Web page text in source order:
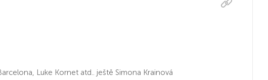
Luke Kornet atd.. ještě Simona Krainová